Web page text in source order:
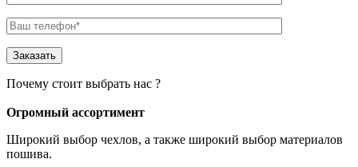
Почему стоит выбрать нас ?
Огромный ассортимент
Широкий выбор чехлов, а также широкий выбор материалов
пошива.